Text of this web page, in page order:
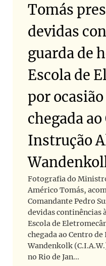
Tomás
devidas
guarda de
Escola de
por ocasião
chegada
Instrução
Fotografia do
Américo Tomás,
Comandante Pedro
devidas continências
Escola de
chegada ao Centro
Wandenkolk
no Rio de Jan...